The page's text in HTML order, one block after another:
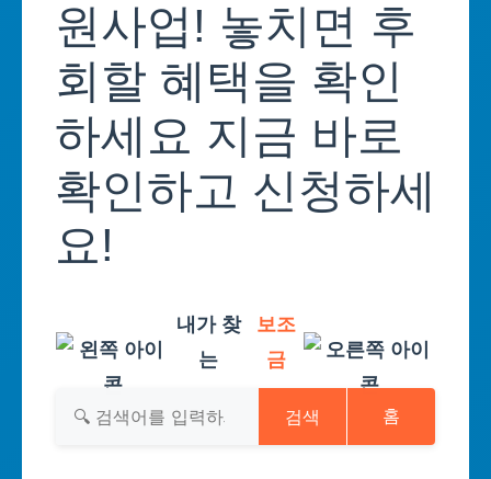
원사업! 놓치면 후
회할 혜택을 확인
하세요 지금 바로
확인하고 신청하세
요!
내가 찾
는
보조
금
검색 홈